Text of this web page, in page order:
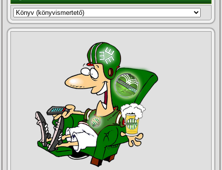
KATEGÓRIÁK